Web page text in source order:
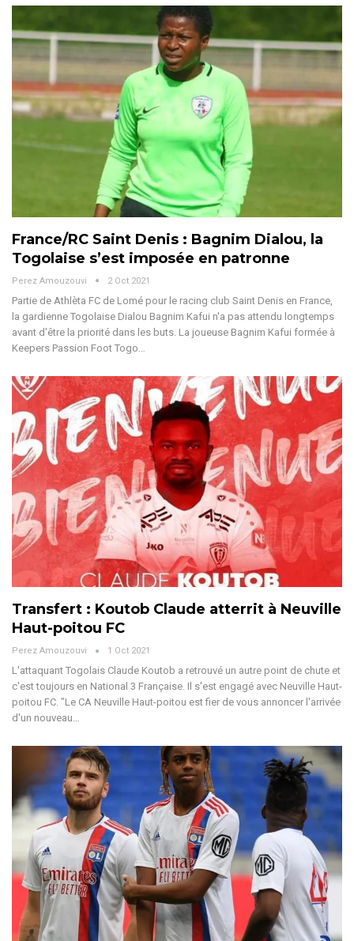
France/RC Saint Denis : Bagnim Dialou, la
Togolaise s’est imposée en patronne
Perez Amouzouvi 2 Oct 2021
Partie de Athlèta FC de Lomé pour le racing club Saint Denis en France,
la gardienne Togolaise Dialou Bagnim Kafui n'a pas attendu longtemps
avant d'être la priorité dans les buts. La joueuse Bagnim Kafui formée à
Keepers Passion Foot Togo…
Transfert : Koutob Claude atterrit à Neuville
Haut-poitou FC
Perez Amouzouvi 1 Oct 2021
L'attaquant Togolais Claude Koutob a retrouvé un autre point de chute et
c'est toujours en National 3 Française. Il s'est engagé avec Neuville Haut-
poitou FC. "Le CA Neuville Haut-poitou est fier de vous annoncer l'arrivée
d'un nouveau…